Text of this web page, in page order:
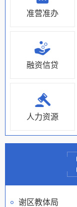
准营准办
融资信贷
人力资源
谢区教体局